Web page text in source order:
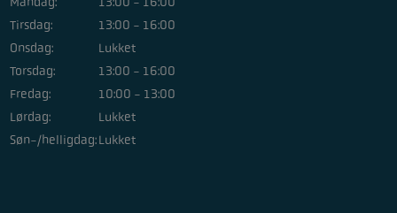
Tirsdag:
13:00 - 16:00
Onsdag:
Lukket
Torsdag:
13:00 - 16:00
Fredag:
10:00 - 13:00
Lørdag:
Lukket
Søn-/helligdag:Lukket